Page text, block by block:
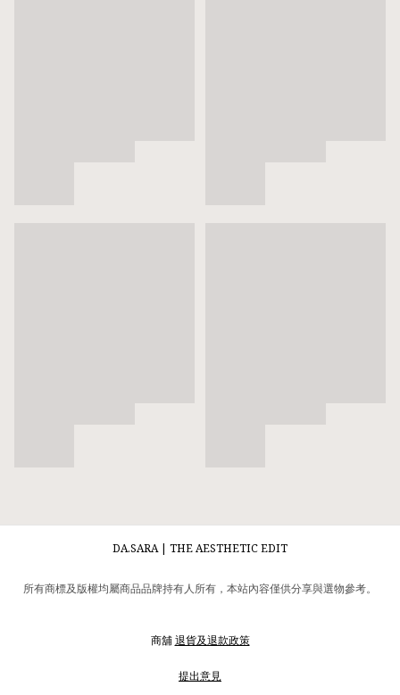
DA.SARA | THE AESTHETIC EDIT
所有商標及版權均屬商品品牌持有人所有，本站內容僅供分享與選物參考。
商舖退貨及退款政策
提出意見